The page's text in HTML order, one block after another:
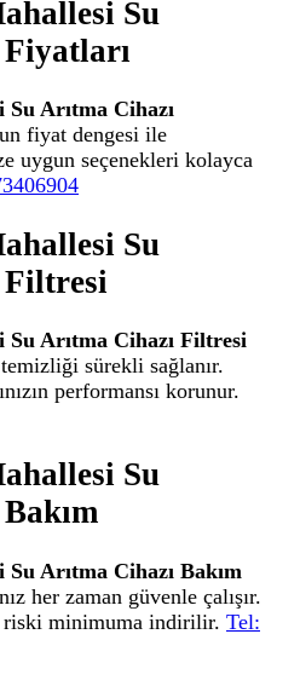
Su
Arıtma Cihazı
fiyat dengesi ile
uygun seçenekleri kolayca
Su
Filtresi
Arıtma Cihazı Filtresi
sürekli sağlanır.
performansı korunur.
Su
Arıtma Cihazı Bakım
her zaman güvenle çalışır.
riski minimuma indirilir. Tel: